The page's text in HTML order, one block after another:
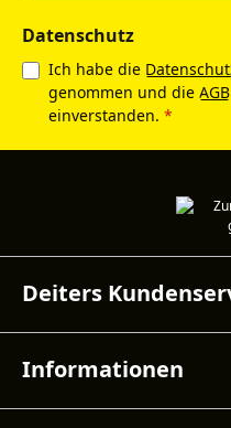
Datenschutz
Ich habe die
genommen und die AGB
einverstanden. *
Deiters
Informationen